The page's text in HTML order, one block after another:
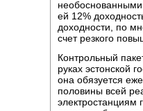
ей 12%
доходности, по
счет резкого
Контрольный
руках эстонской
она обязуется
половины всей
электростанциям